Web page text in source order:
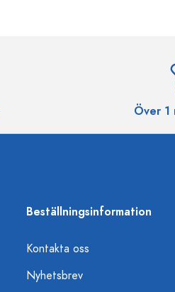
Över 1
Beställningsinformation
Kontakta oss
Nyhetsbrev